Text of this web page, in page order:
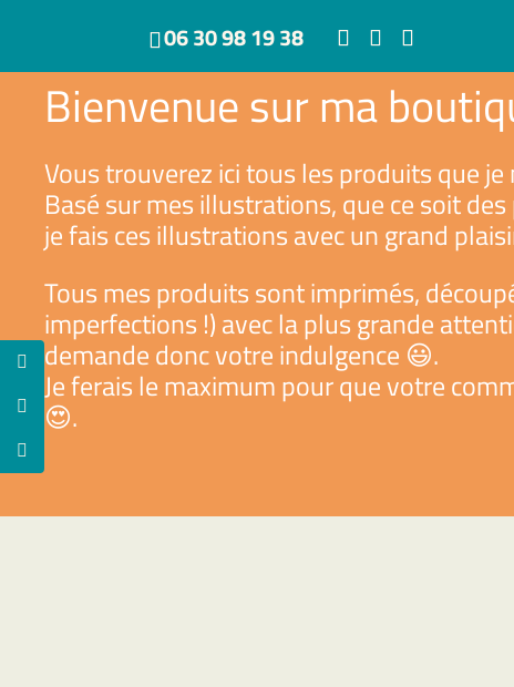
06 30 98 19 38
Bienvenue sur ma
Vous trouverez ici tous les produits que
Basé sur mes illustrations, que ce soit
je fais ces illustrations avec un grand
Tous mes produits sont imprimés,
imperfections !) avec la plus grande
demande donc votre indulgence 😃.
Je ferais le maximum pour que votre
😍.